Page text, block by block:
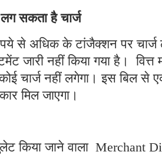
सकता है चार्ज
से अधिक के टांजैक्शन पर
जारी नहीं किया गया है।
चार्ज नहीं लगेगा। इस बिल से
मिल जाएगा।
किया जाने वाला Merchant